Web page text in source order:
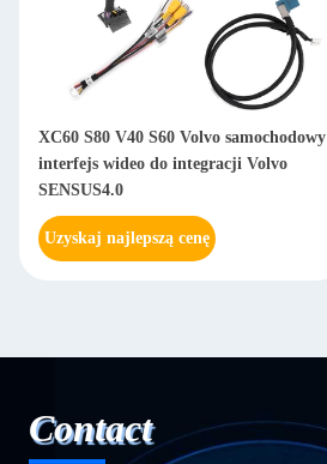
XC60 S80 V40 S60 Volvo samochodowy
interfejs wideo do integracji Volvo
SENSUS4.0
Uzyskaj najlepszą cenę
Contact